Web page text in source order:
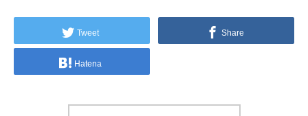
Tweet Share
Hatena